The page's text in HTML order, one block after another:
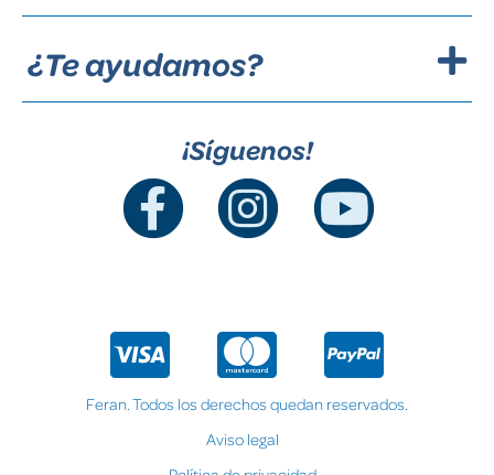
¿Te ayudamos?
¡Síguenos!
Feran. Todos los derechos quedan reservados.
Aviso legal